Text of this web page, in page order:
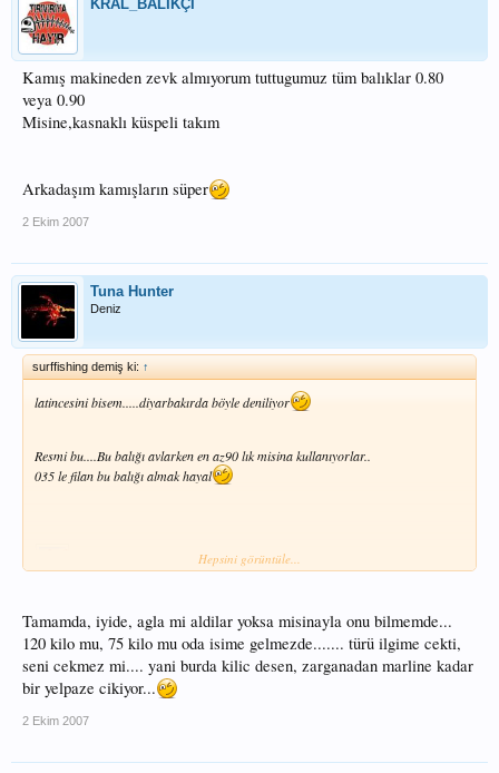
KRAL_BALIKÇI
Kamış makineden zevk almıyorum tuttugumuz tüm balıklar 0.80
veya 0.90
Misine,kasnaklı küspeli takım
Arkadaşım kamışların süper
2 Ekim 2007
Tuna Hunter
Deniz
surffishing demiş ki: ↑
latincesini bisem.....diyarbakırda böyle deniliyor
Resmi bu....Bu balığı avlarken en az90 lık misina kullanıyorlar..
035 le filan bu balığı almak hayal
Hepsini görüntüle...
Tamamda, iyide, agla mi aldilar yoksa misinayla onu bilmemde...
120 kilo mu, 75 kilo mu oda isime gelmezde....... türü ilgime cekti,
seni cekmez mi.... yani burda kilic desen, zarganadan marline kadar
bir yelpaze cikiyor...
2 Ekim 2007